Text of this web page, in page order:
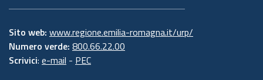
Sito web: www.regione.emilia-romagna.it/urp/
Numero verde: 800.66.22.00
Scrivici: e-mail - PEC